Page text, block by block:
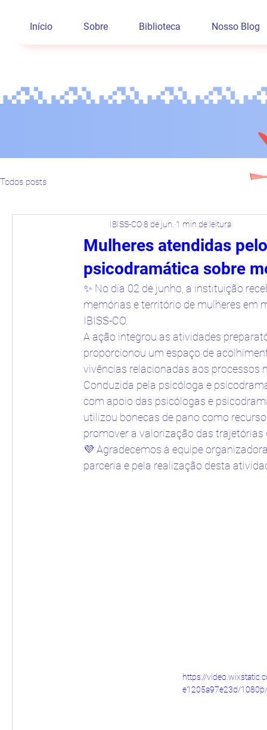
Início Sobre Biblioteca Nosso Blog
Todos posts
Mulheres atendidas
psicodramática sobre
IBISS-CO8 de jun. 1 min de leitura
✨ No dia 02 de junho, a instituição
memórias e território de mulheres em
IBISS-CO.
A ação integrou as atividades
proporcionou um espaço de
vivências relacionadas aos processos
Conduzida pela psicóloga e
com apoio das psicólogas e
utilizou bonecas de pano como
promover a valorização das
💜 Agradecemos à equipe
parceria e pela realização desta
https://
e1205a97e23d/